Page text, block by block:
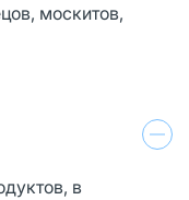
москитов,
в